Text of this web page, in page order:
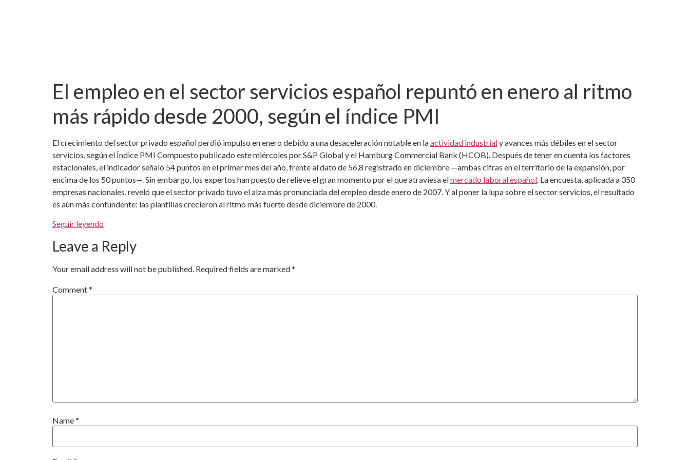
El empleo en el sector servicios español repuntó en enero al ritmo
más rápido desde 2000, según el índice PMI
El crecimiento del sector privado español perdió impulso en enero debido a una desaceleración notable en laactividad industrialy avances más débiles en el sector
servicios, según el Índice PMI Compuesto publicado este miércoles por S&P Global y el Hamburg Commercial Bank (HCOB). Después de tener en cuenta los factores
estacionales, el indicador señaló 54 puntos en el primer mes del año, frente al dato de 56,8 registrado en diciembre —ambas cifras en el territorio de la expansión, por
encima de los 50 puntos—. Sin embargo, los expertos han puesto de relieve el gran momento por el que atraviesa elmercado laboral español. La encuesta, aplicada a 350
empresas nacionales, reveló que el sector privado tuvo el alza más pronunciada del empleo desde enero de 2007. Y al poner la lupa sobre el sector servicios, el resultado
es aún más contundente: las plantillas crecieron al ritmo más fuerte desde diciembre de 2000.
Seguir leyendo
Leave a Reply
Your email address will not be published. Required fields are marked*
Comment*
Name*